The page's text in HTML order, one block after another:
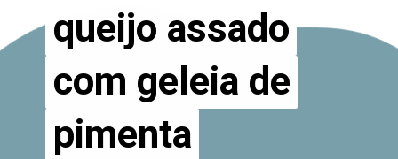
queijo assado
com geleia de
pimenta
queijo assado
com geleia de
pimenta